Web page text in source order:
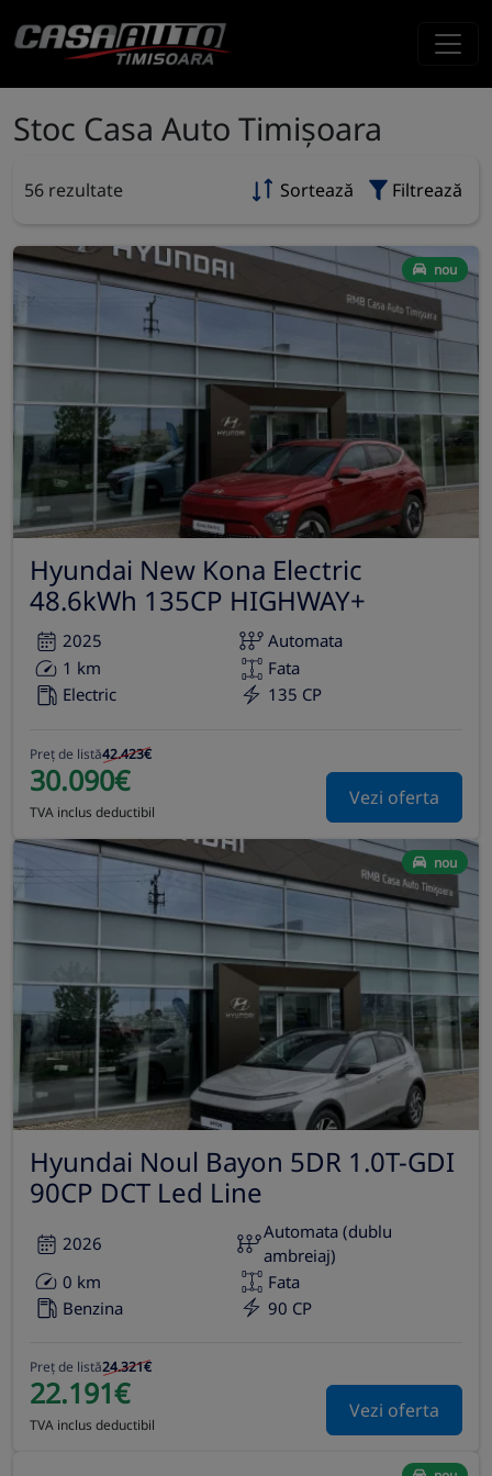
Stoc Casa Auto Timișoara
56 rezultate Sortează Filtrează
nou
Hyundai New Kona Electric
48.6kWh 135CP HIGHWAY+
2025
Automata
1 km
Fata
Electric
135 CP
Preț de listă42.423€
30.090€
TVA inclus deductibil
Vezi oferta
nou
Hyundai Noul Bayon 5DR 1.0T-GDI
90CP DCT Led Line
2026
Automata (dublu
ambreiaj)
0 km
Fata
Benzina
90 CP
Preț de listă24.321€
22.191€
TVA inclus deductibil
Vezi oferta